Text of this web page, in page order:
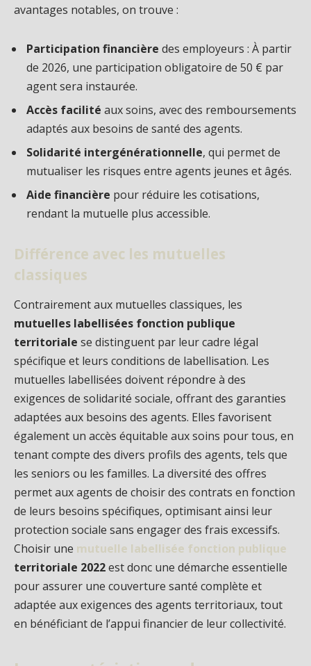
avantages notables, on trouve :
Participation financière des employeurs : À partir
de 2026, une participation obligatoire de 50 € par
agent sera instaurée.
Accès facilité aux soins, avec des remboursements
adaptés aux besoins de santé des agents.
Solidarité intergénérationnelle, qui permet de
mutualiser les risques entre agents jeunes et âgés.
Aide financière pour réduire les cotisations,
rendant la mutuelle plus accessible.
Différence avec les mutuelles
classiques
Contrairement aux mutuelles classiques, les
mutuelles labellisées fonction publique
territoriale se distinguent par leur cadre légal
spécifique et leurs conditions de labellisation. Les
mutuelles labellisées doivent répondre à des
exigences de solidarité sociale, offrant des garanties
adaptées aux besoins des agents. Elles favorisent
également un accès équitable aux soins pour tous, en
tenant compte des divers profils des agents, tels que
les seniors ou les familles. La diversité des offres
permet aux agents de choisir des contrats en fonction
de leurs besoins spécifiques, optimisant ainsi leur
protection sociale sans engager des frais excessifs.
Choisir une mutuelle labellisée fonction publique
territoriale 2022est donc une démarche essentielle
pour assurer une couverture santé complète et
adaptée aux exigences des agents territoriaux, tout
en bénéficiant de l’appui financier de leur collectivité.